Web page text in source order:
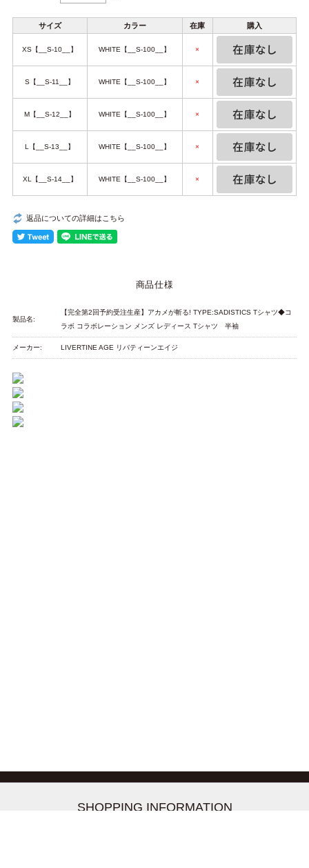
サイズ カラー 在庫 購入
XS【__S-10__】 WHITE【__S-100__】 ×
S【__S-11__】 WHITE【__S-100__】 ×
M【__S-12__】 WHITE【__S-100__】 ×
L【__S-13__】 WHITE【__S-100__】 ×
XL【__S-14__】 WHITE【__S-100__】 ×
返品についての詳細はこちら
商品仕様
製品名:
【完全第2回予約受注生産】アカメが斬る! TYPE:SADISTICS Tシャツ◆コ
ラボ コラボレーション メンズ レディース Tシャツ 半袖
メーカー: LIVERTINE AGE リバティーンエイジ
SHOPPING INFORMATION